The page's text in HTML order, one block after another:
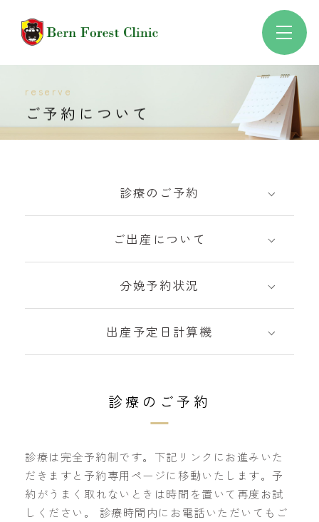
reserve
ご予約について
診療のご予約
ご出産について
分娩予約状況
出産予定日計算機
診療のご予約
診療は完全予約制です。下記リンクにお進みいた
だきますと予約専用ページに移動いたします。予
約がうまく取れないときは時間を置いて再度お試
しください。 診療時間内にお電話いただいてもご